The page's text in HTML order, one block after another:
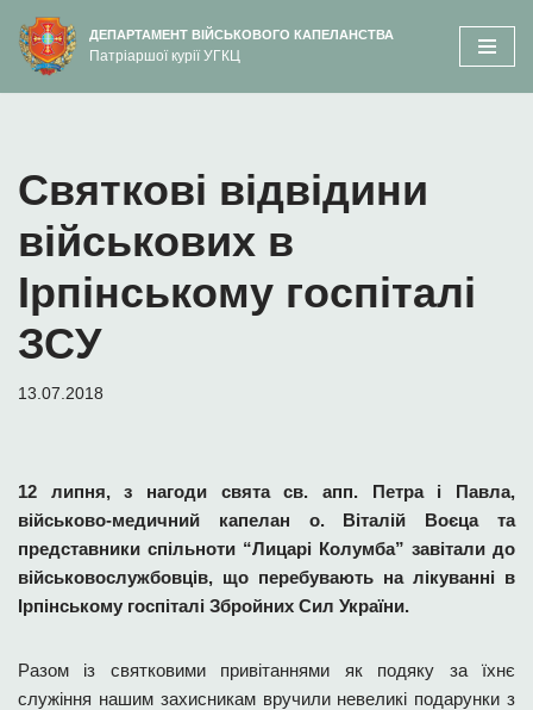
вмісту
Перейти
до
ДЕПАРТАМЕНТ ВІЙСЬКОВОГО КАПЕЛАНСТВА
Патріаршої курії УГКЦ
Святкові відвідини
військових в
Ірпінському госпіталі
ЗСУ
13.07.2018
12 липня, з нагоди свята св. апп. Петра і Павла,
військово-медичний капелан о. Віталій Воєца та
представники спільноти “Лицарі Колумба” завітали до
військовослужбовців, що перебувають на лікуванні в
Ірпінському госпіталі Збройних Сил України.
Разом із святковими привітаннями як подяку за їхнє
служіння нашим захисникам вручили невеликі подарунки з